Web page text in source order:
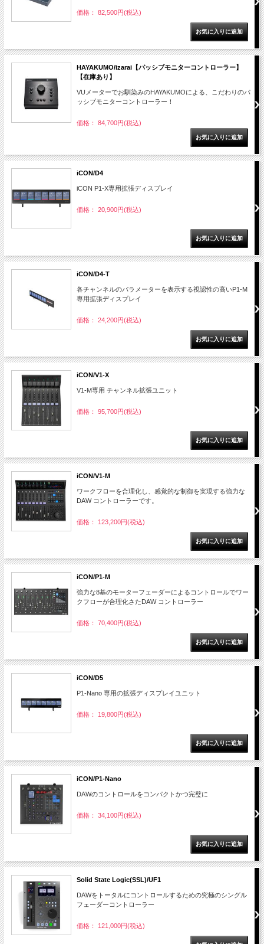
価格： 82,500円(税込)
HAYAKUMO/izarai【パッシブモニターコントローラー】
【在庫あり】
VUメーターでお馴染みのHAYAKUMOによる、こだわりのパ
ッシブモニターコントローラー！
価格： 84,700円(税込)
iCON/D4
iCON P1-X専用拡張ディスプレイ
価格： 20,900円(税込)
iCON/D4-T
各チャンネルのパラメーターを表示する視認性の高いP1-M
専用拡張ディスプレイ
価格： 24,200円(税込)
iCON/V1-X
V1-M専用 チャンネル拡張ユニット
価格： 95,700円(税込)
iCON/V1-M
ワークフローを合理化し、感覚的な制御を実現する強力な
DAW コントローラーです。
価格： 123,200円(税込)
iCON/P1-M
強力な8基のモーターフェーダーによるコントロールでワー
クフローが合理化さたDAW コントローラー
価格： 70,400円(税込)
iCON/D5
P1-Nano 専用の拡張ディスプレイユニット
価格： 19,800円(税込)
iCON/P1-Nano
DAWのコントロールをコンパクトかつ完璧に
価格： 34,100円(税込)
Solid State Logic(SSL)/UF1
DAWをトータルにコントロールするための究極のシングル
フェーダーコントローラー
価格： 121,000円(税込)